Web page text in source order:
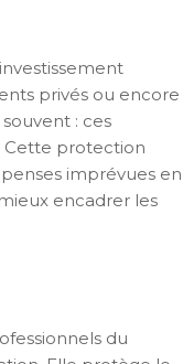
privés ou encore
: ces
Cette protection
imprévues en
encadrer les
du